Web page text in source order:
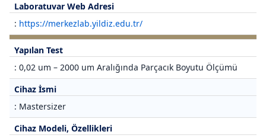
Laboratuvar Web Adresi
: https://merkezlab.yildiz.edu.tr/
Yapılan Test
: 0,02 um – 2000 um Aralığında Parçacık Boyutu Ölçümü
Cihaz İsmi
: Mastersizer
Cihaz Modeli, Özellikleri